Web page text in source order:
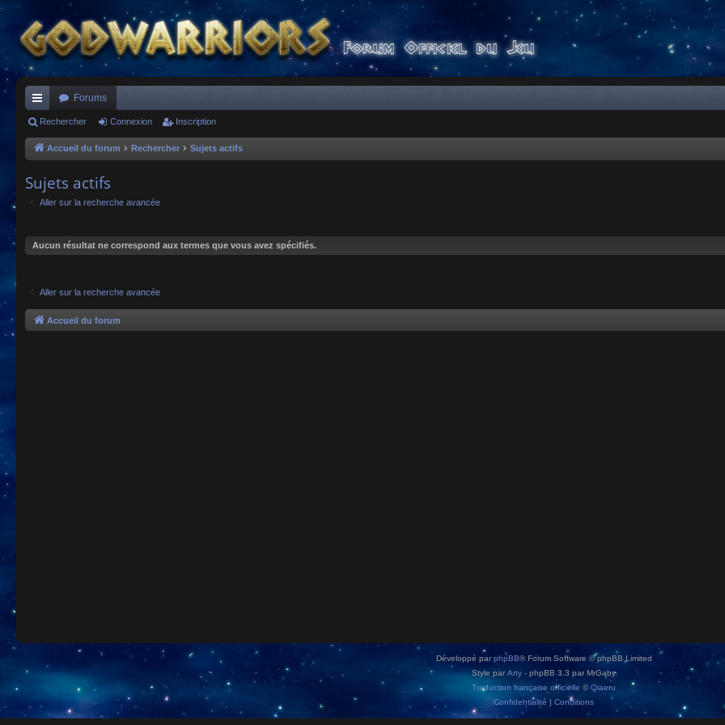
ac
co
Forums
Rechercher Connexion Inscription
Accueil du forum Rechercher Sujets actifs
Sujets actifs
Aller sur la recherche avancée
Aucun résultat ne correspond aux termes que vous avez spécifiés.
Aller sur la recherche avancée
Accueil du forum
Développé parphpBB® Forum Software © phpBB Limited
Style par Arty - phpBB 3.3 par MrGaby
Traduction française officielle ©Qiaeru
Confidentialité | Conditions